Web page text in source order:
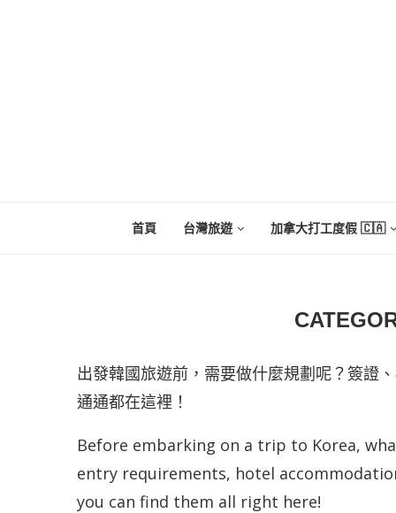
首頁 台灣旅遊 加拿大打工度假 🇨🇦
出發韓國旅遊前，需要做什麼規劃呢？簽證
通通都在這裡！
Before embarking on a trip to Korea,
entry requirements, hotel
you can find them all right here!